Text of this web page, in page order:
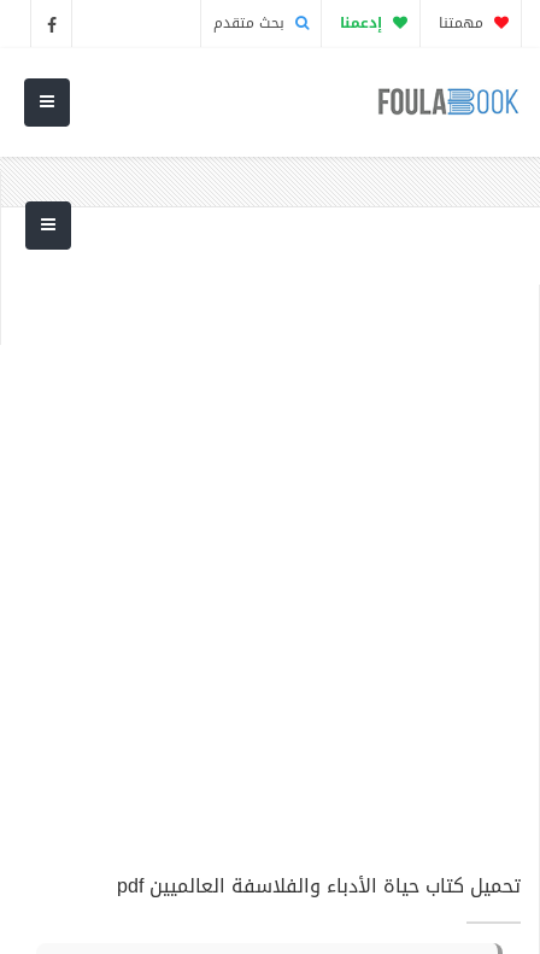
مهمتنا إدعمنا بحث متقدم
تحميل كتاب حياة الأدباء والفلاسفة العالميين pdf